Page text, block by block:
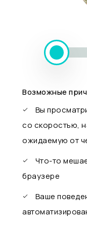
Возможные
Вы
со скоростью,
ожидаемую от
Что-то
браузере
Ваше